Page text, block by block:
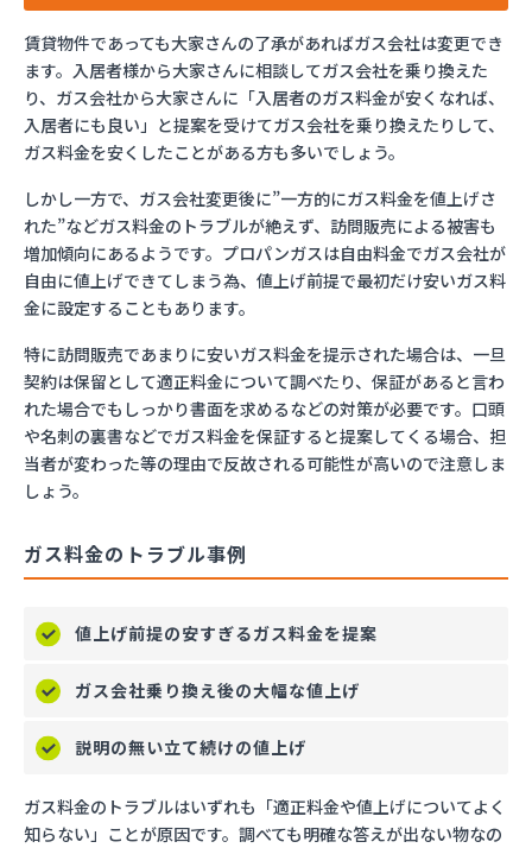
3.2設備貸与でのトラブル回避策
4 トラブルなくプロパンガスを利用するために
賃貸物件であっても大家さんの了承があればガス会社は変更でき
ます。入居者様から大家さんに相談してガス会社を乗り換えた
り、ガス会社から大家さんに「入居者のガス料金が安くなれば、
入居者にも良い」と提案を受けてガス会社を乗り換えたりして、
ガス料金を安くしたことがある方も多いでしょう。
しかし一方で、ガス会社変更後に”一方的にガス料金を値上げさ
れた”などガス料金のトラブルが絶えず、訪問販売による被害も
増加傾向にあるようです。プロパンガスは自由料金でガス会社が
自由に値上げできてしまう為、値上げ前提で最初だけ安いガス料
金に設定することもあります。
特に訪問販売であまりに安いガス料金を提示された場合は、一旦
契約は保留として適正料金について調べたり、保証があると言わ
れた場合でもしっかり書面を求めるなどの対策が必要です。口頭
や名刺の裏書などでガス料金を保証すると提案してくる場合、担
当者が変わった等の理由で反故される可能性が高いので注意しま
しょう。
ガス料金のトラブル事例
値上げ前提の安すぎるガス料金を提案
ガス会社乗り換え後の大幅な値上げ
説明の無い立て続けの値上げ
ガス料金のトラブルはいずれも「適正料金や値上げについてよく
知らない」ことが原因です。調べても明確な答えが出ない物なの